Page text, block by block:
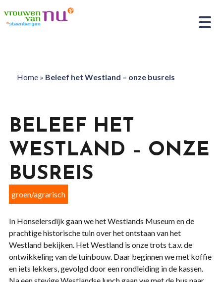
Home» Beleef het Westland – onze busreis
BELEEF HET
WESTLAND – ONZE
BUSREIS
groen/agrarisch
In Honselersdijk gaan we het Westlands Museum en de
prachtige historische tuin over het ontstaan van het
Westland bekijken. Het Westland is onze trots t.a.v. de
ontwikkeling van de tuinbouw. Daar beginnen we met koffie
en iets lekkers, gevolgd door een rondleiding in de kassen.